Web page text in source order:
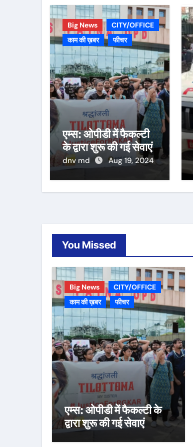
Big News
CITY/OFFICE
काम की ख़बर
फीचर
एम्स: ओपीडी में फैकल्टी
के द्वारा शुरू की गई सेवाएं
dnv md Aug 19, 2024
You Missed
Big News
CITY/OFFICE
काम की ख़बर
फीचर
एम्स: ओपीडी में फैकल्टी के
द्वारा शुरू की गई सेवाएं